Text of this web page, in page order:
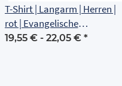
T-Shirt | Langarm | Herren |
rot | Evangelische
Grundschule Erfurt
19,55 € - 22,05 € *